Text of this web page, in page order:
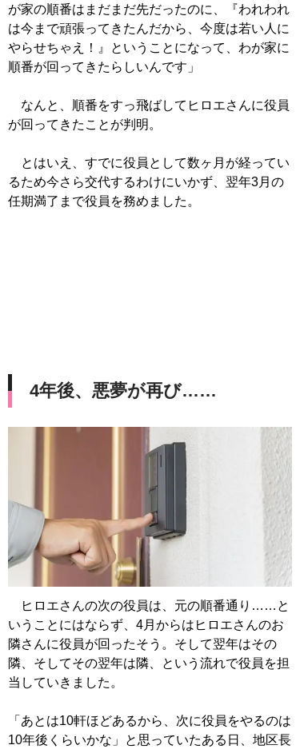
が家の順番はまだまだ先だったのに、『われわれ
は今まで頑張ってきたんだから、今度は若い人に
やらせちゃえ！』ということになって、わが家に
順番が回ってきたらしいんです」
なんと、順番をすっ飛ばしてヒロエさんに役員
が回ってきたことが判明。
とはいえ、すでに役員として数ヶ月が経ってい
るため今さら交代するわけにいかず、翌年3月の
任期満了まで役員を務めました。
4年後、悪夢が再び……
ヒロエさんの次の役員は、元の順番通り……と
いうことにはならず、4月からはヒロエさんのお
隣さんに役員が回ったそう。そして翌年はその
隣、そしてその翌年は隣、という流れで役員を担
当していきました。
「あとは10軒ほどあるから、次に役員をやるのは
10年後くらいかな」と思っていたある日、地区長